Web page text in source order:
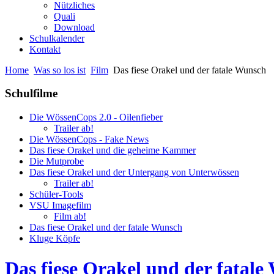
Nützliches
Quali
Download
Schulkalender
Kontakt
Home Was so los ist Film Das fiese Orakel und der fatale Wunsch
Schulfilme
Die WössenCops 2.0 - Oilenfieber
Trailer ab!
Die WössenCops - Fake News
Das fiese Orakel und die geheime Kammer
Die Mutprobe
Das fiese Orakel und der Untergang von Unterwössen
Trailer ab!
Schüler-Tools
VSU Imagefilm
Film ab!
Das fiese Orakel und der fatale Wunsch
Kluge Köpfe
Das fiese Orakel und der fatale